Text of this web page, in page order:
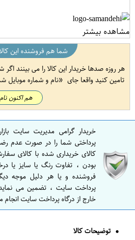
مشاهده بیشتر
شما هم فروشنده این
هر روزه صدها خریدار این کالا را می بینند اگر
تامین کنید واقعا جای
نام و شماره موبایل
هم اکنون
خریدار گرامی مدیریت سایت
پرداختی شما را در صورت عدم
کالای خریداری شده با کالای
بودن ، تفاوت رنگ یا سایز یا
فروشنده و یا هر دلیل موجه
پرداخت سایت ، تضمین می
خارج از درگاه پرداخت سایت انجام
توضیحات کالا